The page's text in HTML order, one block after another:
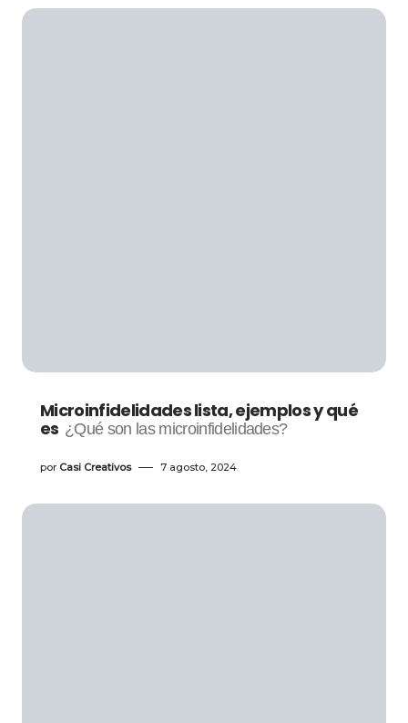
Microinfidelidades lista, ejemplos y qué
es ¿Qué son las microinfidelidades?
por Casi Creativos 7 agosto, 2024